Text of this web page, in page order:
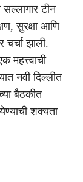
सल्लागार टीन
सुरक्षा आणि
झाली.
महत्त्वाची
नवी दिल्लीत
बैठकीत
शक्यता